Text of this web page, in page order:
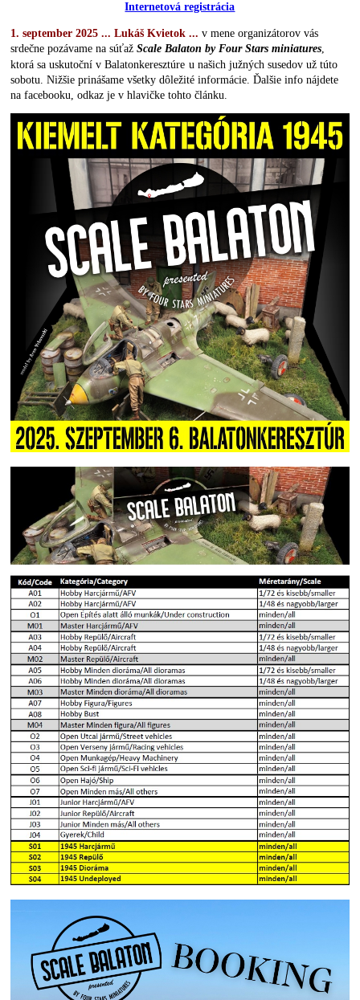
Internetová registrácia
1. september 2025 ... Lukáš Kvietok ...v mene organizátorov vás
srdečne pozávame na súťažScale Balaton by Four Stars miniatures,
ktorá sa uskutoční vBalatonkeresztúre u našich južných susedov už túto
sobotu. Nižšie prinášame všetky dôležité informácie. Ďalšie info nájdete
na facebooku, odkaz je v hlavičke tohto článku.